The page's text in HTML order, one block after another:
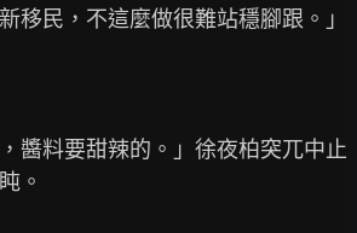
移民，不這麼做很難站穩腳跟。」
醬料要甜辣的。」徐夜柏突兀中止
。